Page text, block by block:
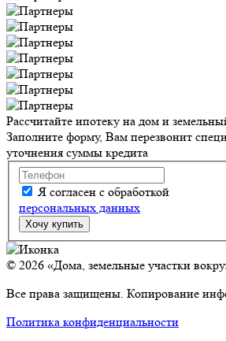
Рассчитайте ипотеку на дом и
Заполните форму, Вам перезвонит
уточнения суммы кредита
Я согласен с обработкой
персональных данных
© 2026 «Дома, земельные участки
Все права защищены. Копирование
Политика конфиденциальности